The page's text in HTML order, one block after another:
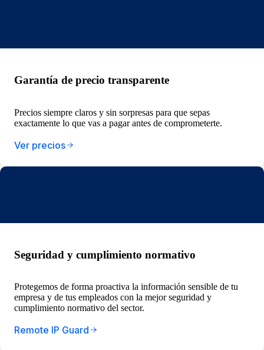
Garantía de precio transparente
Precios siempre claros y sin sorpresas para que sepas
exactamente lo que vas a pagar antes de comprometerte.
Ver precios
Seguridad y cumplimiento normativo
Protegemos de forma proactiva la información sensible de tu
empresa y de tus empleados con la mejor seguridad y
cumplimiento normativo del sector.
Remote IP Guard